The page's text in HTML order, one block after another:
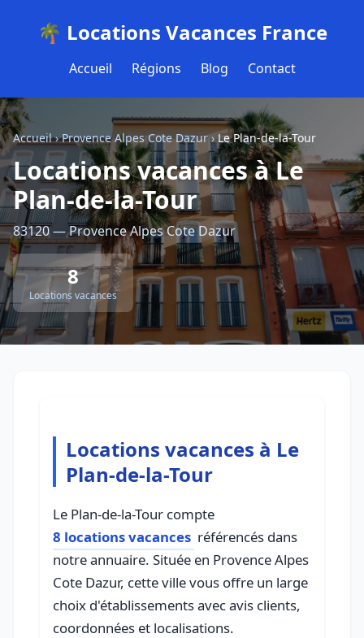
🌴 Locations Vacances France
Accueil Régions Blog Contact
Accueil›Provence Alpes Cote Dazur›Le Plan-de-la-Tour
Locations vacances à Le
Plan-de-la-Tour
83120 — Provence Alpes Cote Dazur
8
Locations vacances
Locations vacances à Le
Plan-de-la-Tour
Le Plan-de-la-Tour compte
8 locations vacances référencés dans
notre annuaire. Située en Provence Alpes
Cote Dazur, cette ville vous offre un large
choix d'établissements avec avis clients,
coordonnées et localisations.